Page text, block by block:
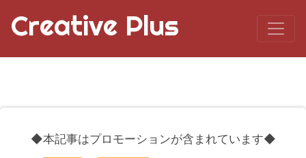
Creative Plus
◆本記事はプロモーションが含まれています◆